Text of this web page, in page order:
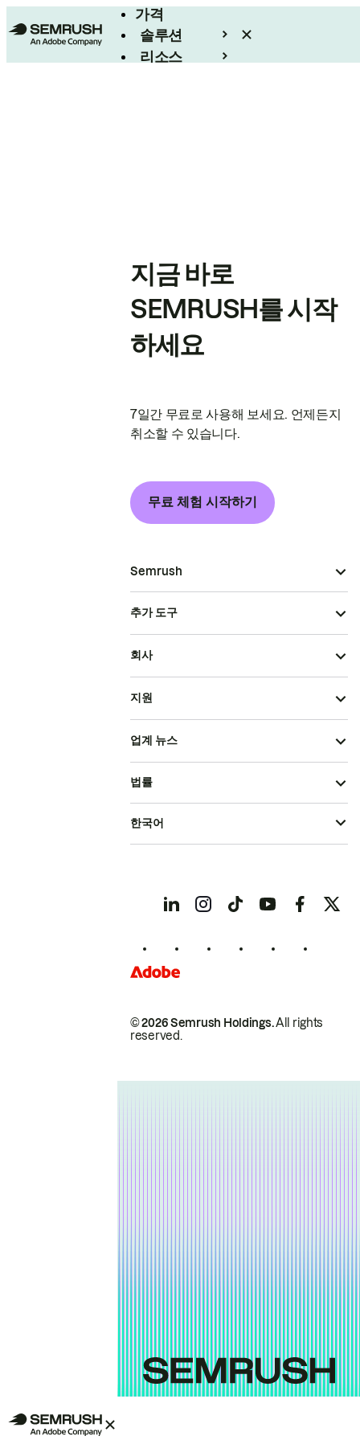
가격
솔루션
리소스
지금 바로
SEMRUSH를 시작
하세요
7일간 무료로 사용해 보세요. 언제든지
취소할 수 있습니다.
무료 체험 시작하기
Semrush
추가 도구
회사
지원
업계 뉴스
© 2026 Semrush Holdings.All rights
reserved.
법률
한국어